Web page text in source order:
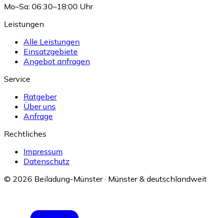
Mo–Sa: 06:30–18:00 Uhr
Leistungen
Alle Leistungen
Einsatzgebiete
Angebot anfragen
Service
Ratgeber
Über uns
Anfrage
Rechtliches
Impressum
Datenschutz
© 2026 Beiladung-Münster · Münster & deutschlandweit